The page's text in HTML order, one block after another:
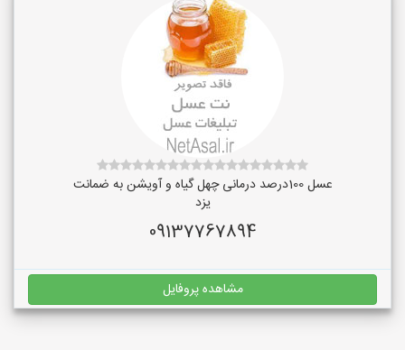
عسل 100درصد درمانی چهل گیاه و آویشن به ضمانت
یزد
09137767894
مشاهده پروفایل